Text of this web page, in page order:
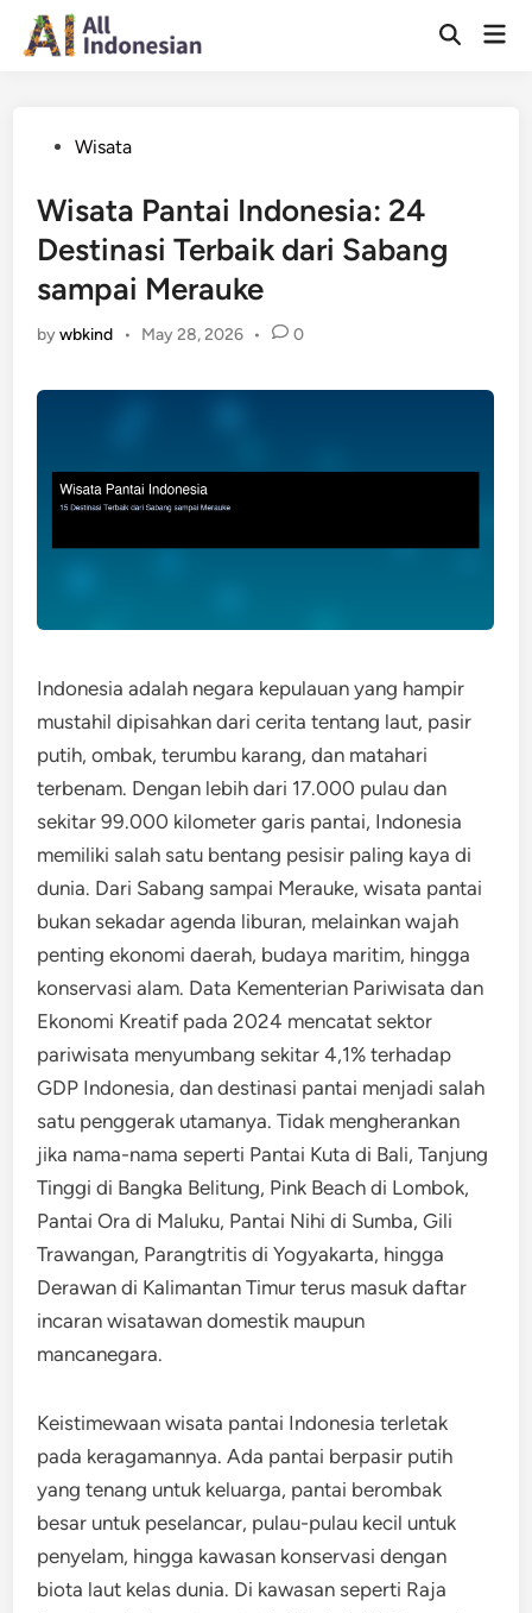
Skip
Open
PostedWisata
Wisata Pantai Indonesia: 24
Destinasi Terbaik dari Sabang
sampai Merauke
bywbkind • May 28, 2026 • 0
Indonesia adalah negara kepulauan yang hampir
mustahil dipisahkan dari cerita tentang laut, pasir
putih, ombak, terumbu karang, dan matahari
terbenam. Dengan lebih dari 17.000 pulau dan
sekitar 99.000 kilometer garis pantai, Indonesia
memiliki salah satu bentang pesisir paling kaya di
dunia. Dari Sabang sampai Merauke, wisata pantai
bukan sekadar agenda liburan, melainkan wajah
penting ekonomi daerah, budaya maritim, hingga
konservasi alam. Data Kementerian Pariwisata dan
Ekonomi Kreatif pada 2024 mencatat sektor
pariwisata menyumbang sekitar 4,1% terhadap
GDP Indonesia, dan destinasi pantai menjadi salah
satu penggerak utamanya. Tidak mengherankan
jika nama-nama seperti Pantai Kuta di Bali, Tanjung
Tinggi di Bangka Belitung, Pink Beach di Lombok,
Pantai Ora di Maluku, Pantai Nihi di Sumba, Gili
Trawangan, Parangtritis di Yogyakarta, hingga
Derawan di Kalimantan Timur terus masuk daftar
incaran wisatawan domestik maupun
mancanegara.
Keistimewaan wisata pantai Indonesia terletak
pada keragamannya. Ada pantai berpasir putih
yang tenang untuk keluarga, pantai berombak
besar untuk peselancar, pulau-pulau kecil untuk
penyelam, hingga kawasan konservasi dengan
biota laut kelas dunia. Di kawasan seperti Raja